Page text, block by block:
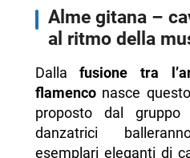
Alme gitana –
al ritmo della
Dallafusione tra
flamenconasce
proposto dal
danzatrici
esemplari eleganti di